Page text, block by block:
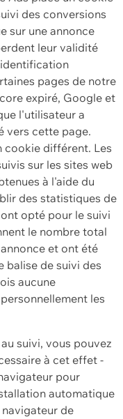
des conversions
sur une annonce
leur validité
pages de notre
expiré, Google et
l'utilisateur a
vers cette page.
cookie différent. Les
sur les sites web
à l'aide du
des statistiques de
opté pour le suivi
le nombre total
et ont été
balise de suivi des
aucune
les
suivi, vous pouvez
à cet effet -
pour
automatique
de